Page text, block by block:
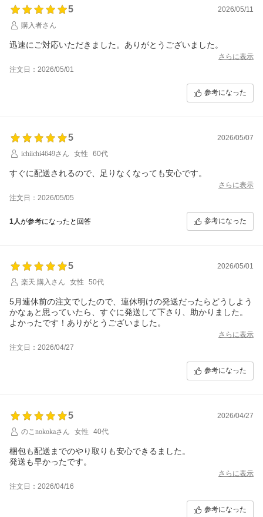
5
2026/05/11
購入者さん
迅速にご対応いただきました。ありがとうございました。
さらに表示
注文日：2026/05/01
参考になった
5
2026/05/07
ichiichi4649さん
女性 60代
すぐに配送されるので、足りなくなっても安心です。
さらに表示
注文日：2026/05/05
1人が参考になったと回答 参考になった
5
2026/05/01
楽天.購入さん
女性 50代
5月連休前の注文でしたので、連休明けの発送だったらどうしよう
かなぁと思っていたら、すぐに発送して下さり、助かりました。
よかったです！ありがとうございました。
さらに表示
注文日：2026/04/27
参考になった
5
2026/04/27
のこnokokaさん
女性 40代
梱包も配送までのやり取りも安心できるました。
発送も早かったです。
さらに表示
注文日：2026/04/16
参考になった